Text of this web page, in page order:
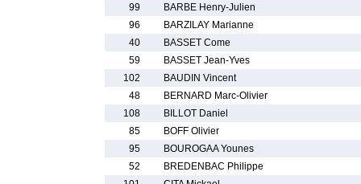
99
BARBE Henry-Julien
96
BARZILAY Marianne
40
BASSET Come
59
BASSET Jean-Yves
102
BAUDIN Vincent
48
BERNARD Marc-Olivier
108
BILLOT Daniel
85
BOFF Olivier
95
BOUROGAA Younes
52
BREDENBAC Philippe